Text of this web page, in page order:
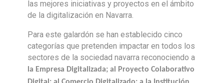
las mejores iniciativas y proyectos en el ámbito
de la digitalización en Navarra.
Para este galardón se han establecido cinco
categorías que pretenden impactar en todos los
sectores de la sociedad navarra reconociendo a
la Empresa Digitalizada; al Proyecto Colaborativo